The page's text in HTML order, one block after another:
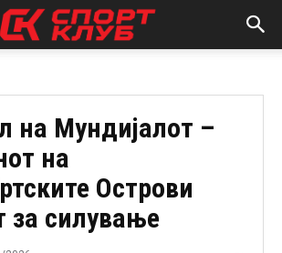
на Мундијалот –
на
Острови
за силување